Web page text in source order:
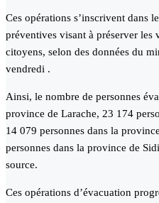
Ces opérations s’inscrivent dans
préventives visant à préserver les
citoyens, selon des données du
vendredi .
Ainsi, le nombre de personnes
province de Larache, 23 174
14 079 personnes dans la
personnes dans la province de
source.
Ces opérations d’évacuation